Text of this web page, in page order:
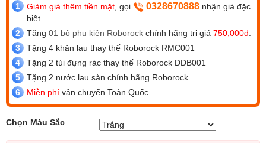
Giảm giá thêm tiền mặt , gọi 0328670888 nhận giá đặc
biệt.
Tặng 01 bộ phụ kiện Roborock chính hãng trị giá 750,000đ.
Tặng 4 khăn lau thay thế Roborock RMC001
Tặng 2 túi đựng rác thay thế Roborock DDB001
Tặng 2 nước lau sàn chính hãng Roborock
Miễn phí vận chuyển Toàn Quốc.
Chọn Màu Sắc